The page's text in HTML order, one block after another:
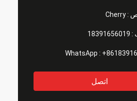
:
Cherry
:
18391656019
اتصل